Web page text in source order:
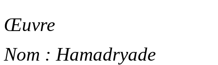
Œuvre
Nom : Hamadryade